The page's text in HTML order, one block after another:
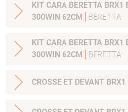
KIT CARA BERETTA BRX1
300WIN 62CM
BERETTA
KIT CARA BERETTA BRX1
300WIN 62CM
BERETTA
CROSSE ET DEVANT